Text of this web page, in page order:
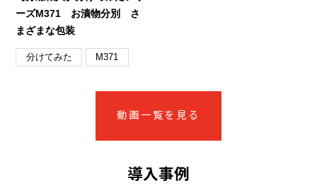
ーズM371 お漬物分別 さ
まざまな包装
分けてみた M371
動画一覧を見る
導入事例